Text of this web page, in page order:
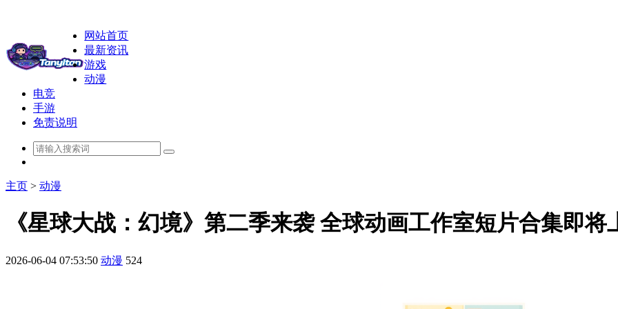
网站首页
最新资讯
游戏
动漫
电竞
手游
免责说明
主页 > 动漫
《星球大战：幻境》第二季来袭 全球动画工作室短片合集即将
2026-06-04 07:53:50 动漫 524